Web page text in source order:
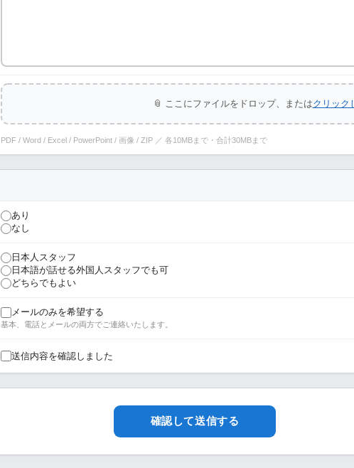
📎 ここにファイルをドロップ、またはクリック
PDF / Word / Excel / PowerPoint / 画像 / ZIP ／ 各10MBまで・合計30MBまで
あり
なし
日本人スタッフ
日本語が話せる外国人スタッフでも可
どちらでもよい
メールのみを希望する
基本、電話とメールの両方でご連絡いたします。
送信内容を確認しました